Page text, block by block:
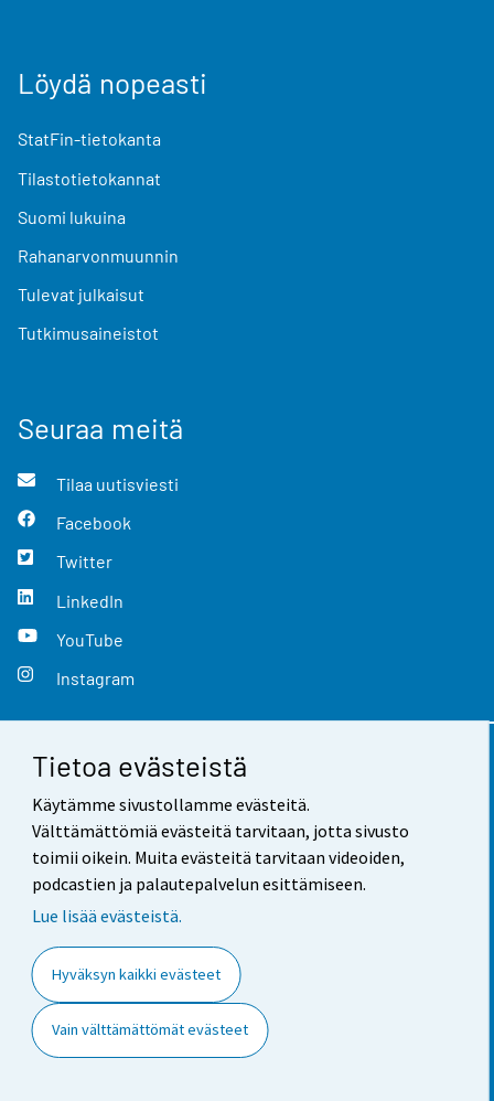
Tietoa evästeistä
Käytämme sivustollamme evästeitä.
Välttämättömiä evästeitä tarvitaan, jotta sivusto
toimii oikein. Muita evästeitä tarvitaan videoiden,
podcastien ja palautepalvelun esittämiseen.
Lue lisää evästeistä.
Hyväksyn kaikki evästeet
Vain välttämättömät evästeet
Löydä nopeasti
StatFin-tietokanta
Tilastotietokannat
Suomi lukuina
Rahanarvonmuunnin
Tulevat julkaisut
Tutkimusaineistot
Seuraa meitä
Tilaa uutisviesti
Facebook
Twitter
LinkedIn
YouTube
Instagram
Yhteystiedot
Palaute
Käyttöehdot
Saavutettavuus
Tietoa sivustosta
Evästeasetukset